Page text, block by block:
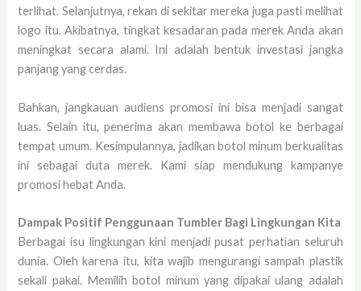
terlihat. Selanjutnya, rekan di sekitar mereka juga pasti melihat
logo itu. Akibatnya, tingkat kesadaran pada merek Anda akan
meningkat secara alami. Ini adalah bentuk investasi jangka
panjang yang cerdas.
Bahkan, jangkauan audiens promosi ini bisa menjadi sangat
luas. Selain itu, penerima akan membawa botol ke berbagai
tempat umum. Kesimpulannya, jadikan botol minum berkualitas
ini sebagai duta merek. Kami siap mendukung kampanye
promosi hebat Anda.
Dampak Positif Penggunaan Tumbler Bagi Lingkungan Kita
Berbagai isu lingkungan kini menjadi pusat perhatian seluruh
dunia. Oleh karena itu, kita wajib mengurangi sampah plastik
sekali pakai. Memilih botol minum yang dipakai ulang adalah